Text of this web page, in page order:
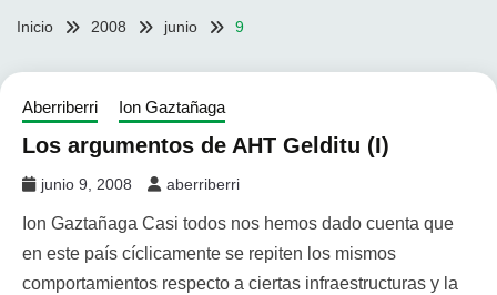
Inicio 2008 junio 9
Aberriberri Ion Gaztañaga
Los argumentos de AHT Gelditu (I)
junio 9, 2008 aberriberri
Ion Gaztañaga Casi todos nos hemos dado cuenta que
en este país cíclicamente se repiten los mismos
comportamientos respecto a ciertas infraestructuras y la